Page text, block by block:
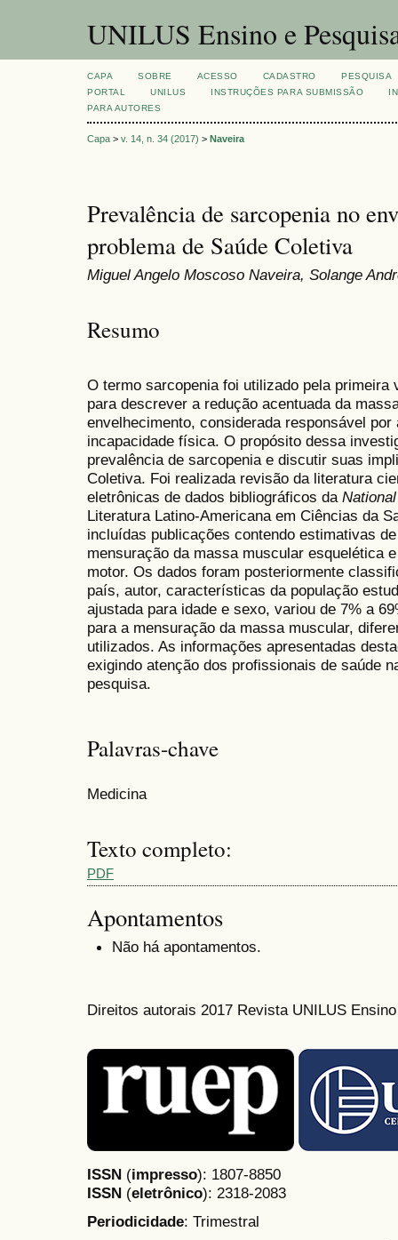
UNILUS Ensino e
CAPA SOBRE ACESSO CADASTRO
PESQUISA
PORTAL
UNILUS INSTRUÇÕES PARA SUBMISSÃO
PARA AUTORES
Capa > v. 14, n. 34 (2017) > Naveira
Prevalência de sarcopenia no
problema de Saúde Coletiva
Miguel Angelo Moscoso Naveira, Solange
Resumo
O termo sarcopenia foi utilizado pela primeira
para descrever a redução acentuada da
envelhecimento, considerada responsável
incapacidade física. O propósito dessa
prevalência de sarcopenia e discutir suas
Coletiva. Foi realizada revisão da literatura
eletrônicas de dados bibliográficos da
Literatura Latino-Americana em Ciências da
incluídas publicações contendo estimativas
mensuração da massa muscular esquelética
motor. Os dados foram posteriormente
país, autor, características da população
ajustada para idade e sexo, variou de 7% a
para a mensuração da massa muscular,
utilizados. As informações apresentadas
exigindo atenção dos profissionais de saúde
pesquisa.
Palavras-chave
Medicina
Texto completo:
PDF
Apontamentos
Não há apontamentos.
Direitos autorais 2017 Revista UNILUS
ISSN (impresso): 1807-8850
ISSN (eletrônico): 2318-2083
Periodicidade: Trimestral